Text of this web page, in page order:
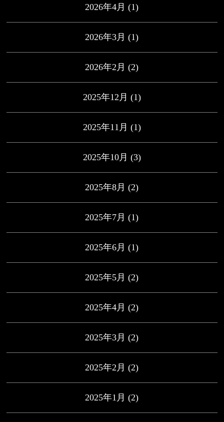
2026年4月 (1)
2026年3月 (1)
2026年2月 (2)
2025年12月 (1)
2025年11月 (1)
2025年10月 (3)
2025年8月 (2)
2025年7月 (1)
2025年6月 (1)
2025年5月 (2)
2025年4月 (2)
2025年3月 (2)
2025年2月 (2)
2025年1月 (2)